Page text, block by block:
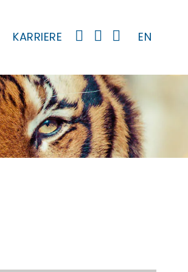
KARRIERE EN